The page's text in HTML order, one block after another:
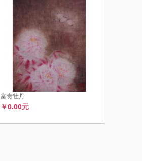
富贵牡丹
￥0.00元